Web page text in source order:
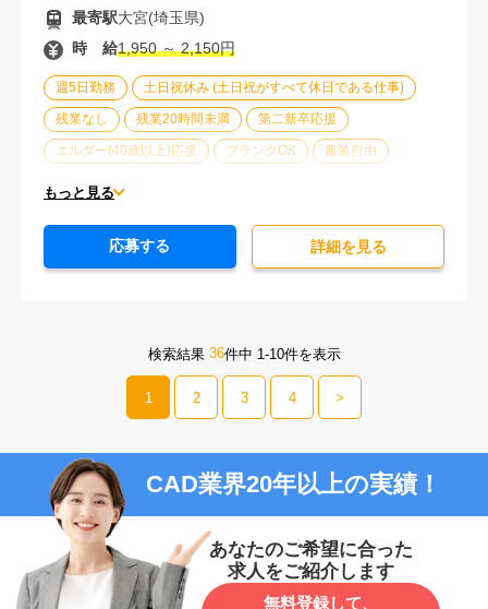
週5日勤務 土日祝休み (土日祝がすべて休日である仕事)
残業なし 残業20時間未満 第二新卒応援
エルダー(40歳以上)応援 ブランクOK 服装自由
大手企業
派遣スタッフ活躍中 未経験歓迎
もっと見る
最寄駅大宮(埼玉県)
時 給1,950 ～ 2,150円
応募する 詳細を⾒る
検索結果 36件中 1-10件を表示
1 2 3 4 >
CAD業界20年以上の実績！
あなたのご希望に合った
求人をご紹介します
無料登録して、